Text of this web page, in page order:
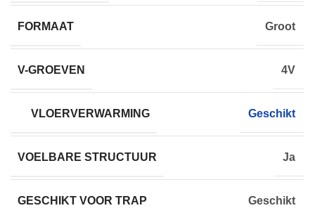
FORMAAT Groot
V-GROEVEN 4V
VLOERVERWARMING Geschikt
VOELBARE STRUCTUUR Ja
GESCHIKT VOOR TRAP Geschikt